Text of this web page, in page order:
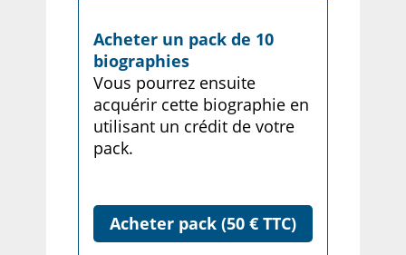
Acheter un pack de 10
biographies
Vous pourrez ensuite
acquérir cette biographie en
utilisant un crédit de votre
pack.
Acheter pack (50 € TTC)